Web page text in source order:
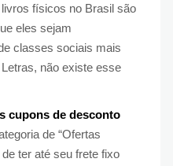
físicos no Brasil são
eles sejam
classes sociais mais
não existe esse
cupons de desconto
de “Ofertas
ter até seu frete fixo